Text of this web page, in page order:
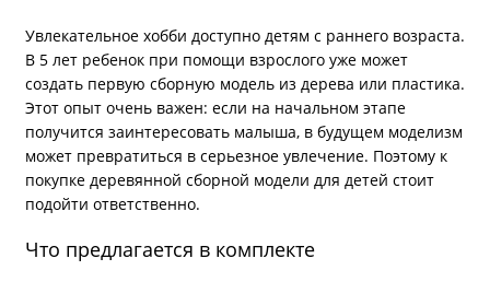
Увлекательное хобби доступно детям с раннего возраста.
В 5 лет ребенок при помощи взрослого уже может
создать первую сборную модель из дерева или пластика.
Этот опыт очень важен: если на начальном этапе
получится заинтересовать малыша, в будущем моделизм
может превратиться в серьезное увлечение. Поэтому к
покупке деревянной сборной модели для детей стоит
подойти ответственно.
Что предлагается в комплекте